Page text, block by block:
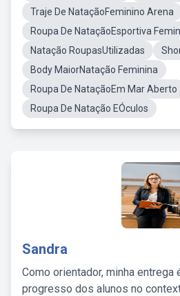
Traje De NataçãoFeminino Arena
Roupa De NataçãoEsportiva
Natação RoupasUtilizadas
Body MaiorNatação Feminina
Roupa De NataçãoEm Mar Aberto
Roupa De Natação EÓculos
Sandra
Como orientador, minha entrega
progresso dos alunos no